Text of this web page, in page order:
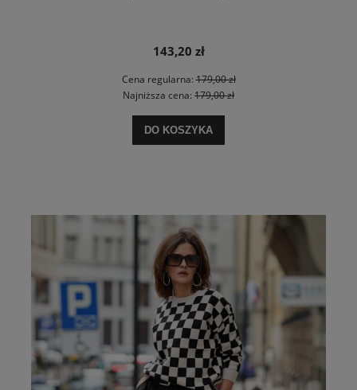
143,20 zł
Cena regularna:179,00 zł
Najniższa cena: 179,00 zł
DO KOSZYKA